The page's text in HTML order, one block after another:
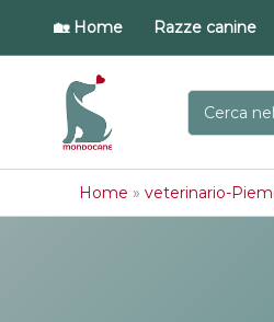
🏡 Home Razze canine
per:
Home » veterinario-